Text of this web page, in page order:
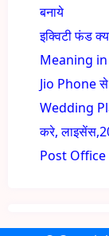
बनाये
इक्विटी फंड
Meaning
Jio Phone
Wedding
करे,
Post Office